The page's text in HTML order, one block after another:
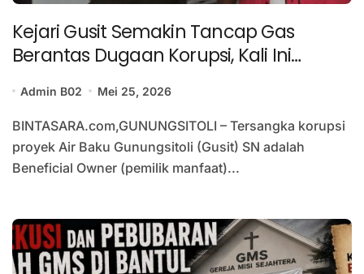
Kejari Gusit Semakin Tancap Gas
Berantas Dugaan Korupsi, Kali Ini
Ditahan
Admin B02 Mei 25, 2026
BINTASARA.com,GUNUNGSITOLI – Tersangka korupsi
proyek Air Baku Gunungsitoli (Gusit) SN adalah
Beneficial Owner (pemilik manfaat)...